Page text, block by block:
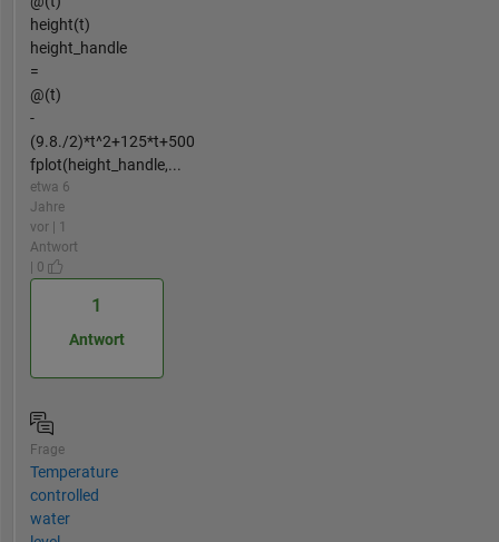
height(t)
height_handle
=
@(t)
-
(9.8./2)*t^2+125*t+500
fplot(height_handle,...
etwa 6
Jahre
vor | 1
Antwort
| 0
1
Antwort
Frage
Temperature
controlled
water